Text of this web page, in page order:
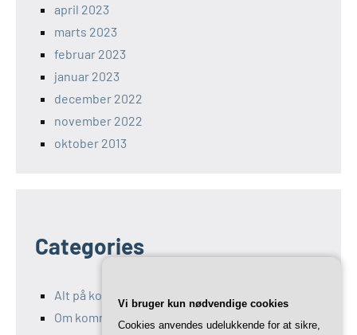
april 2023
marts 2023
februar 2023
januar 2023
december 2022
november 2022
oktober 2013
Categories
Alt på kommunikation-11.dk
Om kommunikation og Marketing
Vi bruger kun nødvendige cookies
Cookies anvendes udelukkende for at sikre,